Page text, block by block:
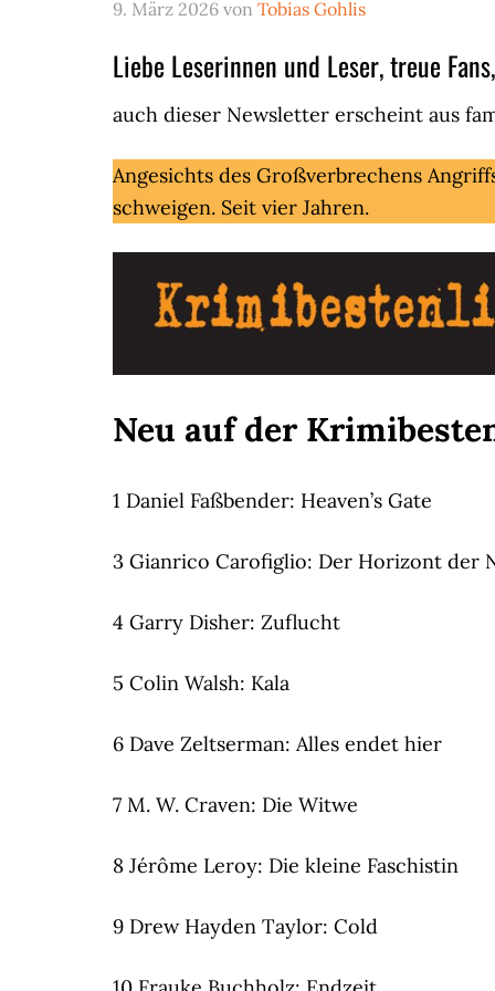
9. März 2026 von Tobias Gohlis
Liebe Leserinnen und Leser, treue Fans,
auch dieser Newsletter erscheint aus
Angesichts des Großverbrechens
schweigen. Seit vier Jahren.
Neu auf der
1 Daniel Faßbender: Heaven’s Gate
3 Gianrico Carofiglio: Der Horizont der
4 Garry Disher: Zuflucht
5 Colin Walsh: Kala
6 Dave Zeltserman: Alles endet hier
7 M. W. Craven: Die Witwe
8 Jérôme Leroy: Die kleine Faschistin
9 Drew Hayden Taylor: Cold